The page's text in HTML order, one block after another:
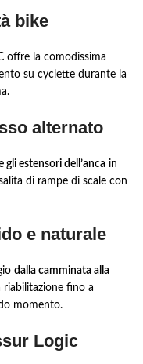
bike
offre la comodissima
su cyclette durante la
alternato
gli estensori dell’anca in
di rampe di scale con
e naturale
dalla camminata alla
fino a
momento.
Logic